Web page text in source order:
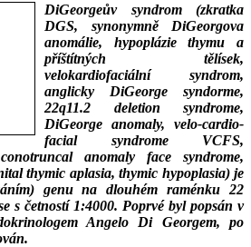
DiGeorgeův syndrom (zkratka
DGS, synonymně DiGeorgova
anomálie, hypoplázie thymu a
příštítných tělísek,
velokardiofaciální syndrom,
anglicky DiGeorge syndorme,
22q11.2 deletion syndrome,
DiGeorge anomaly, velo-cardio-
facial syndrome VCFS,
anomaly face syndrome,
thymic aplasia, thymic hypoplasia) je
genu na dlouhém raménku 22
s četností 1:4000. Poprvé byl popsán v
Angelo Di Georgem, po